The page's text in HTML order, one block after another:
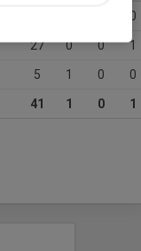
0
27 0 0 1
5 1 0 0
41 1 0 1